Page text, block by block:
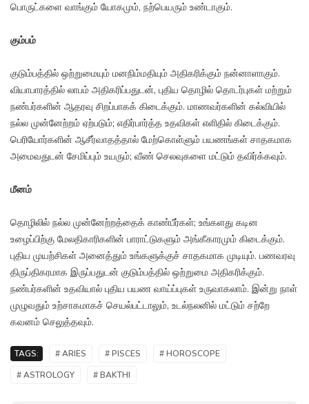
பொருட்களை வாங்கும் யோகமும், நற்பெயரும் உண்டாகும்.
கும்பம்
குடும்பத்தில் ஒற்றுமையும் மனநிம்மதியும் அதிகரிக்கும் நன்னாளாகும்.
வியாபாரத்தில் லாபம் அதிகரிப்பதுடன், புதிய தொழில் தொடர்புகள் மற்றும்
நண்பர்களின் ஆதரவு சிறப்பாகக் கிடைக்கும். மாணவர்களின் கல்வியில்
நல்ல முன்னேற்றம் ஏற்படும்; எதிர்பார்த்த உதவிகள் எளிதில் கிடைக்கும்.
பெரியோர்களின் ஆசீர்வாதத்தால் மேற்கொள்ளும் பயணங்கள் சாதகமாக
அமைவதுடன் சேமிப்பும் உயரும்; வீண் செலவுகளை மட்டும் தவிர்க்கவும்.
மீனம்
தொழிலில் நல்ல முன்னேற்றத்தைக் காண்பீர்கள்; உங்களது கடின
உழைப்பிற்கு மேலதிகாரிகளின் பாராட்டுகளும் அங்கீகாரமும் கிடைக்கும்.
புதிய முயற்சிகள் அனைத்தும் உங்களுக்குச் சாதகமாக முடியும். பணவரவு
திருப்திகரமாக இருப்பதுடன் குடும்பத்தில் ஒற்றுமை அதிகரிக்கும்.
நண்பர்களின் உதவியால் புதிய பயண வாய்ப்புகள் உருவாகலாம். இன்று நாள்
முழுவதும் உற்சாகமாகச் செயல்பட்டாலும், உடல்நலனில் மட்டும் சற்றே
கவனம் செலுத்தவும்.
TAGS: # ARIES # PISCES
# HOROSCOPE
# ASTROLOGY
# BAKTHI